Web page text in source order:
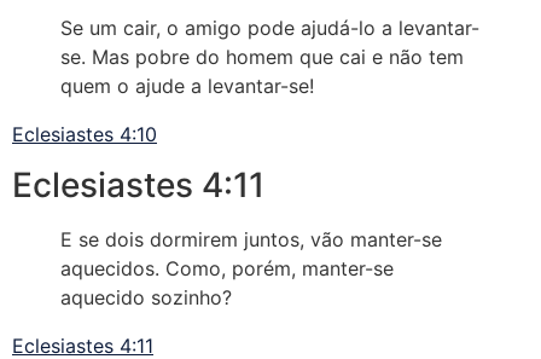
Se um cair, o amigo pode ajudá-lo a levantar-
se. Mas pobre do homem que cai e não tem
quem o ajude a levantar-se!
Eclesiastes 4:10
Eclesiastes 4:11
E se dois dormirem juntos, vão manter-se
aquecidos. Como, porém, manter-se
aquecido sozinho?
Eclesiastes 4:11